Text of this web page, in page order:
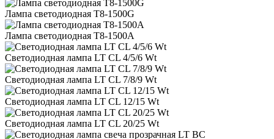
Лампа светодиодная Т8-1500G
Лампа светодиодная Т8-1500А
Светодиодная лампа LT CL 4/5/6 Wt
Светодиодная лампа LT CL 7/8/9 Wt
Светодиодная лампа LT CL 12/15 Wt
Светодиодная лампа LT CL 20/25 Wt